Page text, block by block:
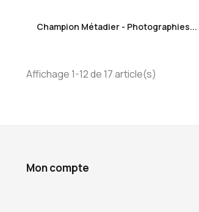
Champion Métadier - Photographies...
Affichage 1-12 de 17 article(s)
Mon compte